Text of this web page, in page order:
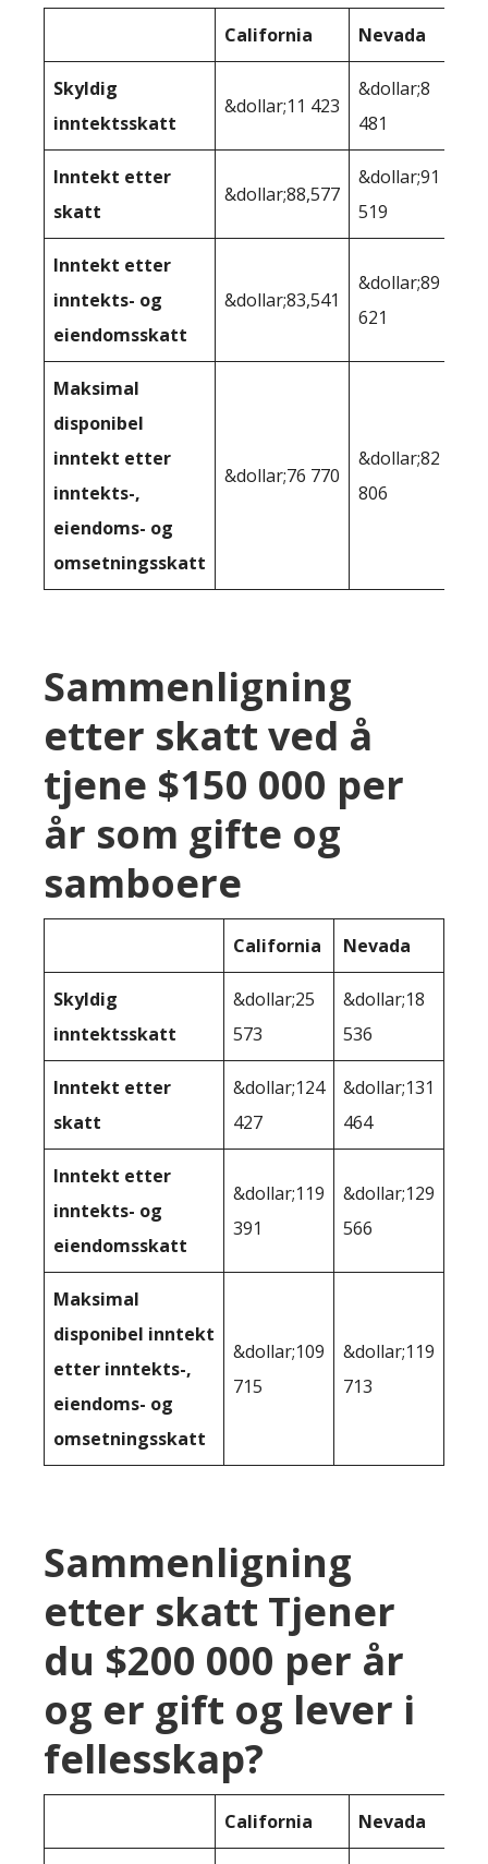
California Nevada
Skyldig
inntektsskatt
&dollar;11 423
&dollar;8
481
Inntekt etter
skatt
&dollar;88,577
&dollar;91
519
Inntekt etter
inntekts- og
eiendomsskatt
&dollar;83,541
&dollar;89
621
Maksimal
disponibel
inntekt etter
inntekts-,
eiendoms- og
omsetningsskatt
&dollar;76 770
&dollar;82
806
Sammenligning
etter skatt ved å
tjene $150 000 per
år som gifte og
samboere
California Nevada
Skyldig
inntektsskatt
&dollar;25
573
&dollar;18
536
Inntekt etter
skatt
&dollar;124
427
&dollar;131
464
Inntekt etter
inntekts- og
eiendomsskatt
&dollar;119
391
&dollar;129
566
Maksimal
disponibel inntekt
etter inntekts-,
eiendoms- og
omsetningsskatt
&dollar;109
715
&dollar;119
713
Sammenligning
etter skatt Tjener
du $200 000 per år
og er gift og lever i
fellesskap?
California Nevada